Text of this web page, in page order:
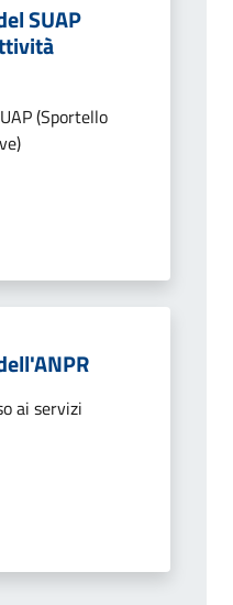
SUAP
(Sportello
ai servizi